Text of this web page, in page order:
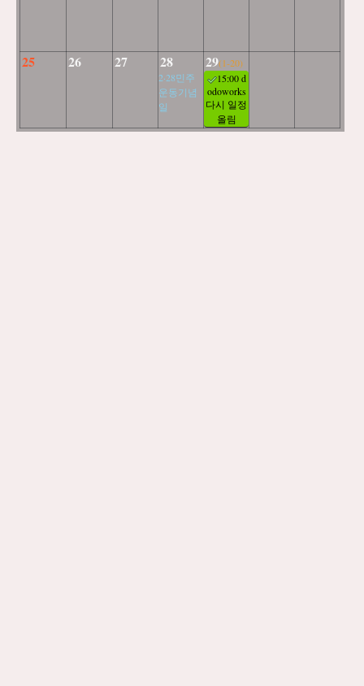
25 26 27 28
2·28민주
운동기념
일
29(1-20)
15:00 d
odoworks
다시 일정
올림